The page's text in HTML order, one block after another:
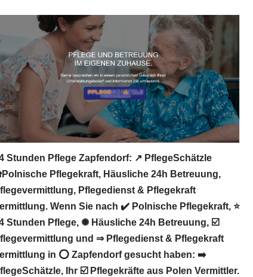
Stunden Pflege Zapfendorf: ↗️ PflegeSchätzle
Pflegekraft, Häusliche 24h Betreuung,
Pflegedienst & Pflegekraft
Wenn Sie nach ✔️ Polnische Pflegekraft, ⭐
Stunden Pflege, ✺ Häusliche 24h Betreuung, ☑️
und ⇒ Pflegedienst & Pflegekraft
in ⭕ Zapfendorf gesucht haben: ➡️
Ihr ☑️ Pflegekräfte aus Polen Vermittler.